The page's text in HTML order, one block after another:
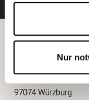
Nur
Betreiber der
Garitz
Kantstraße 45a
97074 Würzburg